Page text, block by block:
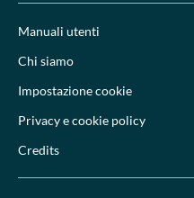
Manuali utenti
Chi siamo
Impostazione cookie
Privacy e cookie policy
Credits